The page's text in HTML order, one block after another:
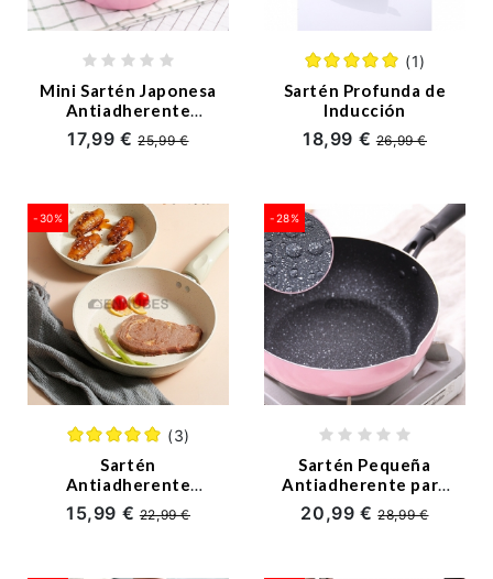
Mini Sartén Japonesa
Antiadherente
Multiusos
17,99 €25,99 €
(1)
Sartén Profunda de
Inducción
18,99 €26,99 €
-30%
(3)
Sartén
Antiadherente
Multifunción para
Inducción y Fuego
15,99 €22,99 €
-28%
Sartén Pequeña
Antiadherente para
Inducción
20,99 €28,99 €